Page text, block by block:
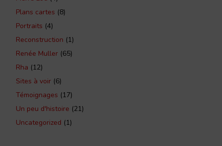
Plans cartes (8)
Portraits (4)
Reconstruction (1)
Renée Muller (65)
Rha (12)
Sites à voir (6)
Témoignages (17)
Un peu d'histoire (21)
Uncategorized (1)